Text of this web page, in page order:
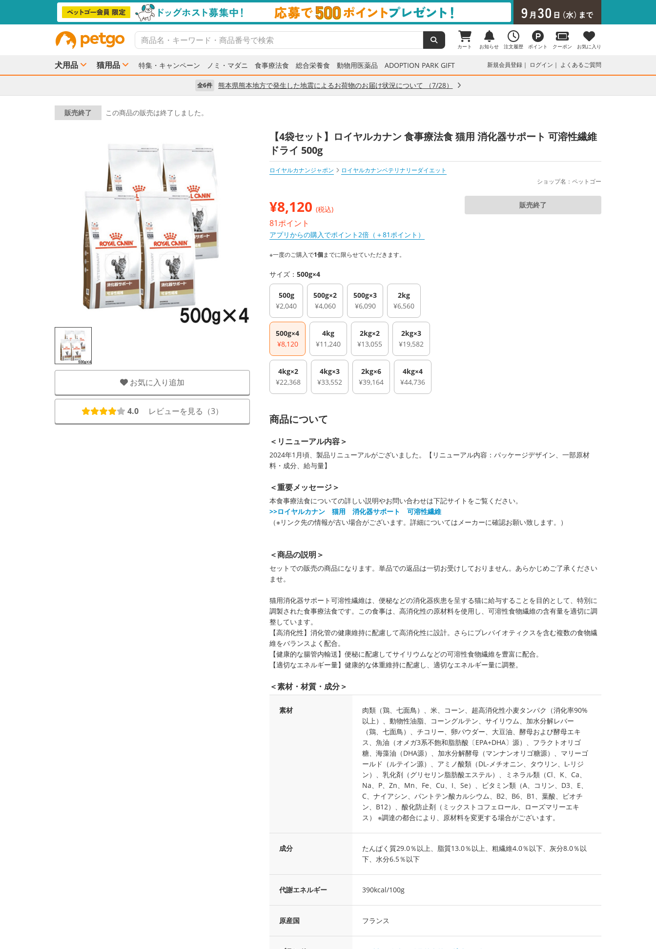
カート お知らせ 注文履歴 ポイント クーポン お気に入り
犬用品 猫用品 特集・キャンペーン ノミ・マダニ 食事療法食 総合栄養食 動物用医薬品 ADOPTION PARK GIFT 新規会員登録 ログイン よくあるご質問
全6件 熊本県熊本地方で発生した地震によるお荷物のお届け状況について （7/28）
販売終了 この商品の販売は終了しました。
お気に入り追加
4.0 レビューを見る（3）
【4袋セット】ロイヤルカナン 食事療法食 猫用 消化器サポート 可溶性繊維
ドライ 500g
ロイヤルカナンジャポン
ロイヤルカナンベテリナリーダイエット
ショップ名：ペットゴー
¥8,120 (税込)
81ポイント
アプリからの購入でポイント2倍（＋81ポイント）
※一度のご購入で1個までに限らせていただきます。
サイズ： 500g×4
500g
¥2,040
500g×2
¥4,060
500g×3
¥6,090
2kg
¥6,560
500g×4
¥8,120
4kg
¥11,240
2kg×2
¥13,055
2kg×3
¥19,582
4kg×2
¥22,368
4kg×3
¥33,552
2kg×6
¥39,164
4kg×4
¥44,736
販売終了
商品について
＜リニューアル内容＞
2024年1月頃、製品リニューアルがございました。【リニューアル内容：パッケージデザイン、一部原材
料・成分、給与量】
＜重要メッセージ＞
本食事療法食についての詳しい説明やお問い合わせは下記サイトをご覧ください。
>>ロイヤルカナン 猫用 消化器サポート 可溶性繊維
（※リンク先の情報が古い場合がございます。詳細についてはメーカーに確認お願い致します。）
＜商品の説明＞
セットでの販売の商品になります。単品での返品は一切お受けしておりません。あらかじめご了承ください
ませ。
猫用消化器サポート可溶性繊維は、便秘などの消化器疾患を呈する猫に給与することを目的として、特別に
調製された食事療法食です。この食事は、高消化性の原材料を使用し、可溶性食物繊維の含有量を適切に調
整しています。
【高消化性】消化管の健康維持に配慮して高消化性に設計。さらにプレバイオティクスを含む複数の食物繊
維をバランスよく配合。
【健康的な腸管内輸送】便秘に配慮してサイリウムなどの可溶性食物繊維を豊富に配合。
【適切なエネルギー量】健康的な体重維持に配慮し、適切なエネルギー量に調整。
＜素材・材質・成分＞
素材
肉類（鶏、七面鳥）、米、コーン、超高消化性小麦タンパク（消化率90%
以上）、動物性油脂、コーングルテン、サイリウム、加水分解レバー
（鶏、七面鳥）、チコリー、卵パウダー、大豆油、酵母および酵母エキ
ス、魚油（オメガ3系不飽和脂肪酸〔EPA+DHA〕源）、フラクトオリゴ
糖、海藻油（DHA源）、加水分解酵母（マンナンオリゴ糖源）、マリーゴ
ールド（ルテイン源）、アミノ酸類（DL-メチオニン、タウリン、L-リジ
ン）、乳化剤（グリセリン脂肪酸エステル）、ミネラル類（Cl、K、Ca、
Na、P、Zn、Mn、Fe、Cu、I、Se）、ビタミン類（A、コリン、D3、E、
C、ナイアシン、パントテン酸カルシウム、B2、B6、B1、葉酸、ビオチ
ン、B12）、酸化防止剤（ミックストコフェロール、ローズマリーエキ
ス） ※調達の都合により、原材料を変更する場合がございます。
成分
たんぱく質29.0％以上、脂質13.0％以上、粗繊維4.0％以下、灰分8.0％以
下、水分6.5％以下
代謝エネルギー 390kcal/100g
原産国 フランス